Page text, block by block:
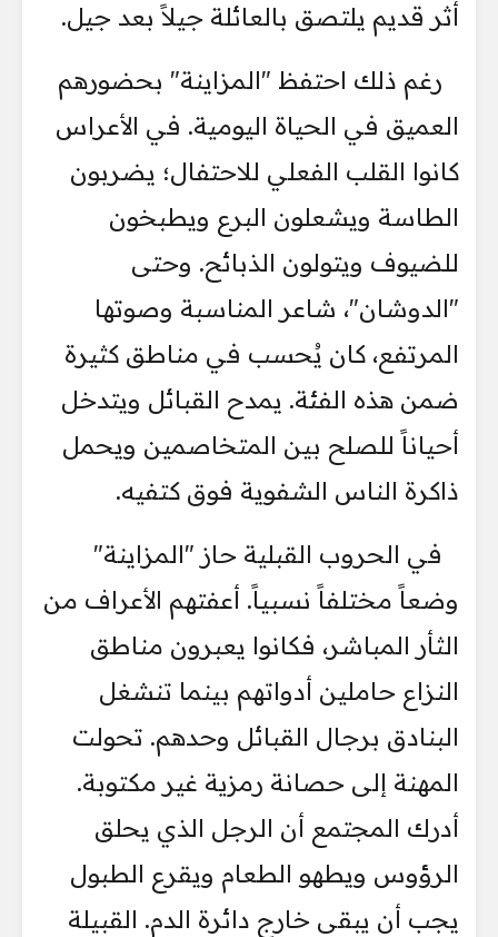
أثر قديم يلتصق بالعائلة جيلاً بعد جيل.
رغم ذلك احتفظ "المزاينة" بحضورهم
العميق في الحياة اليومية. في الأعراس
كانوا القلب الفعلي للاحتفال؛ يضربون
الطاسة ويشعلون البرع ويطبخون
للضيوف ويتولون الذبائح. وحتى
"الدوشان"، شاعر المناسبة وصوتها
المرتفع، كان يُحسب في مناطق كثيرة
ضمن هذه الفئة. يمدح القبائل ويتدخل
أحياناً للصلح بين المتخاصمين ويحمل
ذاكرة الناس الشفوية فوق كتفيه.
في الحروب القبلية حاز "المزاينة"
وضعاً مختلفاً نسبياً. أعفتهم الأعراف من
الثأر المباشر، فكانوا يعبرون مناطق
النزاع حاملين أدواتهم بينما تنشغل
البنادق برجال القبائل وحدهم. تحولت
المهنة إلى حصانة رمزية غير مكتوبة.
أدرك المجتمع أن الرجل الذي يحلق
الرؤوس ويطهو الطعام ويقرع الطبول
يجب أن يبقى خارج دائرة الدم. القبيلة